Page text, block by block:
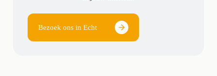
Bezoek ons in Echt